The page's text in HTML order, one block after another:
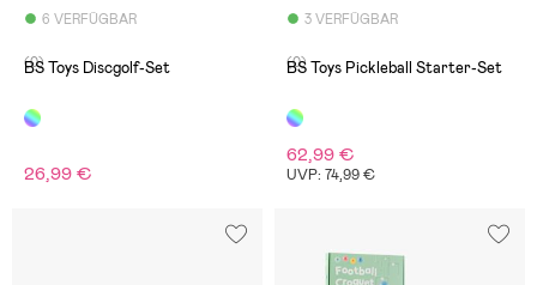
6 VERFÜGBAR
(0)
BS Toys Discgolf-Set
26,99 €
3 VERFÜGBAR
(0)
BS Toys Pickleball Starter-Set
62,99 €
UVP: 74,99 €